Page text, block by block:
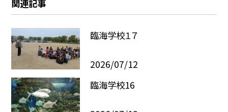
関連記事
臨海学校１７
2026/07/12
臨海学校16